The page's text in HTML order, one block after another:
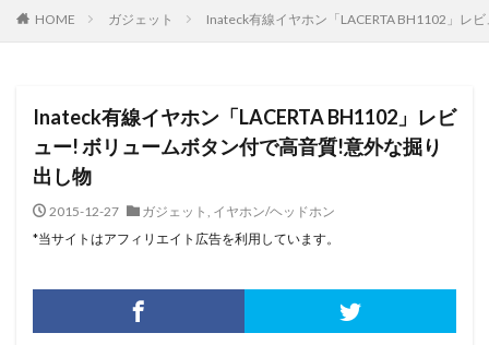
HOME ガジェット Inateck有線イヤホン「LACERTA BH1102」レ
Inateck有線イヤホン「LACERTA BH1102」レビ
ュー! ボリュームボタン付で高音質!意外な掘り
出し物
2015-12-27 ガジェット , イヤホン/ヘッドホン
*当サイトはアフィリエイト広告を利用しています。